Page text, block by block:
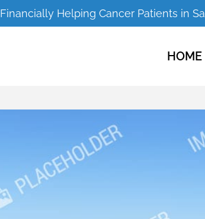
Financially Helping Cancer Patients in
HOME